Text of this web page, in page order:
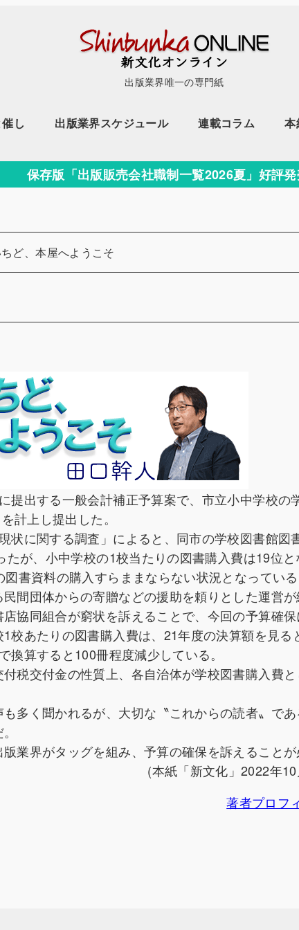
出版業界唯一の専門紙
し 出版業界スケジュール 連載コラム 本
保存版「出版販売会社職制一覧2026夏」好評
ど、本屋へようこそ
出する一般会計補正予算案で、市立小中学校の
計上し提出した。
に関する調査」によると、同市の学校図書館図
が、小中学校の1校当たりの図書購入費は19位と
書資料の購入すらままならない状況となってい
間団体からの寄贈などの援助を頼りとした運営が
協同組合が窮状を訴えることで、今回の予算確
校あたりの図書購入費は、21年度の決算額を見る
算すると100冊程度減少している。
税交付金の性質上、各自治体が学校図書購入費
多く聞かれるが、大切な〝これからの読者〟で
業界がタッグを組み、予算の確保を訴えることが
(本紙「新文化」2022年
著者プロフ